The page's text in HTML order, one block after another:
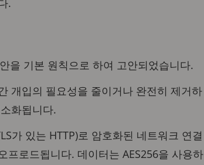
.
을 기본 원칙으로 하여 고안되었습니다.
개입의 필요성을 줄이거나 완전히 제거하
화됩니다.
가 있는 HTTP)로 암호화된 네트워크 연결
로드됩니다. 데이터는 AES256을 사용하